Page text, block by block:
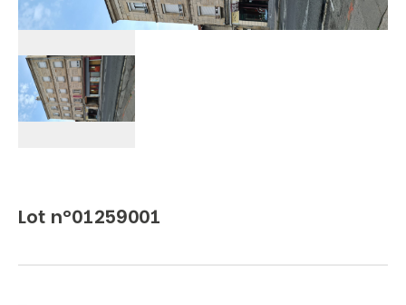
Lot n°01259001